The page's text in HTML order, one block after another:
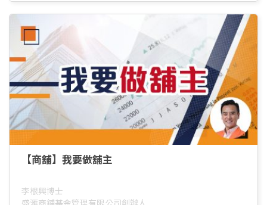
【商舖】我要做舖主
李根興博士
盛滙商鋪基金管理有限公司創辦人